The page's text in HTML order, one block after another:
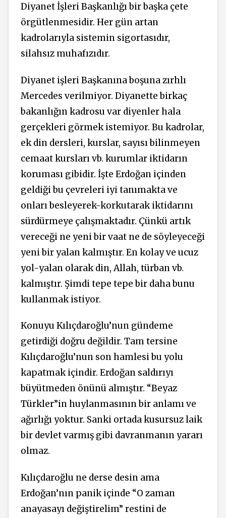
Diyanet İşleri Başkanlığı bir başka çete
örgütlenmesidir. Her gün artan
kadrolarıyla sistemin sigortasıdır,
silahsız muhafızıdır.
Diyanet işleri Başkanına boşuna zırhlı
Mercedes verilmiyor. Diyanette birkaç
bakanlığın kadrosu var diyenler hala
gerçekleri görmek istemiyor. Bu kadrolar,
ek din dersleri, kurslar, sayısı bilinmeyen
cemaat kursları vb. kurumlar iktidarın
koruması gibidir. İşte Erdoğan içinden
geldiği bu çevreleri iyi tanımakta ve
onları besleyerek-korkutarak iktidarını
sürdürmeye çalışmaktadır. Çünkü artık
vereceği ne yeni bir vaat ne de söyleyeceği
yeni bir yalan kalmıştır. En kolay ve ucuz
yol-yalan olarak din, Allah, türban vb.
kalmıştır. Şimdi tepe tepe bir daha bunu
kullanmak istiyor.
Konuyu Kılıçdaroğlu’nun gündeme
getirdiği doğru değildir. Tam tersine
Kılıçdaroğlu’nun son hamlesi bu yolu
kapatmak içindir. Erdoğan saldırıyı
büyütmeden önünü almıştır. “Beyaz
Türkler”in huylanmasının bir anlamı ve
ağırlığı yoktur. Sanki ortada kusursuz laik
bir devlet varmış gibi davranmanın yararı
olmaz.
Kılıçdaroğlu ne derse desin ama
Erdoğan’nın panik içinde “O zaman
anayasayı değiştirelim” restini de